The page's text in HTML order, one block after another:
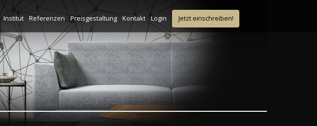
Institut Referenzen Preisgestaltung Kontakt Login Jetzt einschreiben!